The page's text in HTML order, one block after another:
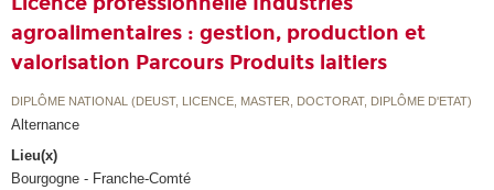
agroalimentaires : gestion, production et
valorisation Parcours Produits laitiers
DIPLÔME NATIONAL (DEUST, LICENCE, MASTER, DOCTORAT, DIPLÔME D'ETAT)
Alternance
Lieu(x)
Bourgogne - Franche-Comté